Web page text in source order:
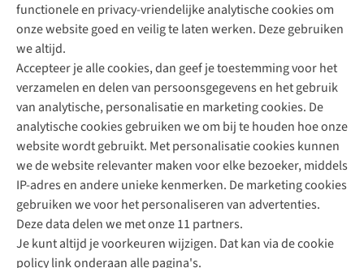
functionele en privacy-vriendelijke analytische cookies om
onze website goed en veilig te laten werken. Deze gebruiken
we altijd.
Accepteer je alle cookies, dan geef je toestemming voor het
verzamelen en delen van persoonsgegevens en het gebruik
van analytische, personalisatie en marketing cookies. De
analytische cookies gebruiken we om bij te houden hoe onze
website wordt gebruikt. Met personalisatie cookies kunnen
we de website relevanter maken voor elke bezoeker, middels
IP-adres en andere unieke kenmerken. De marketing cookies
gebruiken we voor het personaliseren van advertenties.
Deze data delen we met onze 11 partners.
Je kunt altijd je voorkeuren wijzigen. Dat kan via de cookie
policy link onderaan alle pagina's.
Direct advies van een Buitenexpert
+31 (0)85 888 50 88
+31 6 12 28 49 80
Contactformulier